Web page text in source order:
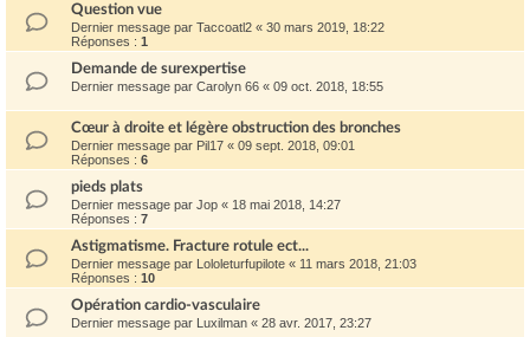
Question vue
Dernier message par Taccoatl2 « 30 mars 2019, 18:22
Réponses : 1
Demande de surexpertise
Dernier message par Carolyn 66 « 09 oct. 2018, 18:55
Cœur à droite et légère obstruction des bronches
Dernier message par Pil17 « 09 sept. 2018, 09:01
Réponses : 6
pieds plats
Dernier message par Jop « 18 mai 2018, 14:27
Réponses : 7
Astigmatisme. Fracture rotule ect...
Dernier message par Lololeturfupilote « 11 mars 2018, 21:03
Réponses : 10
Opération cardio-vasculaire
Dernier message par Luxilman « 28 avr. 2017, 23:27